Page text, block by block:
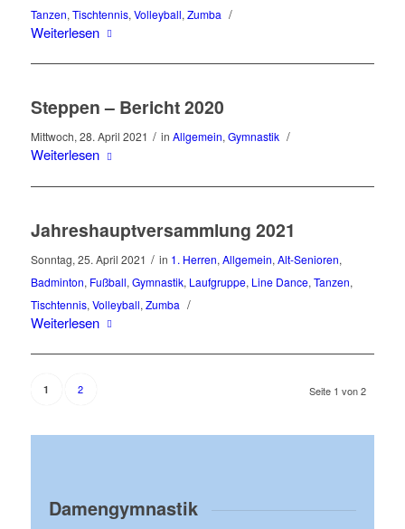
Tanzen, Tischtennis, Volleyball, Zumba /
Weiterlesen
Steppen – Bericht 2020
Mittwoch, 28. April 2021 / in Allgemein, Gymnastik /
Weiterlesen
Jahreshauptversammlung 2021
Sonntag, 25. April 2021 / in 1. Herren, Allgemein, Alt-Senioren,
Badminton, Fußball, Gymnastik, Laufgruppe, Line Dance, Tanzen,
Tischtennis, Volleyball, Zumba /
Weiterlesen
Seite 1 von 2
1 2
Damengymnastik